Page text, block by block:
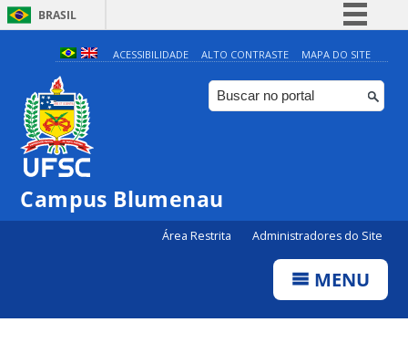
BRASIL
Simplifique!
Comunica BR
Participe
ACESSIBILIDADE ALTO CONTRASTE MAPA DO SITE
Campus Blumenau
Área Restrita Administradores do Site
MENU